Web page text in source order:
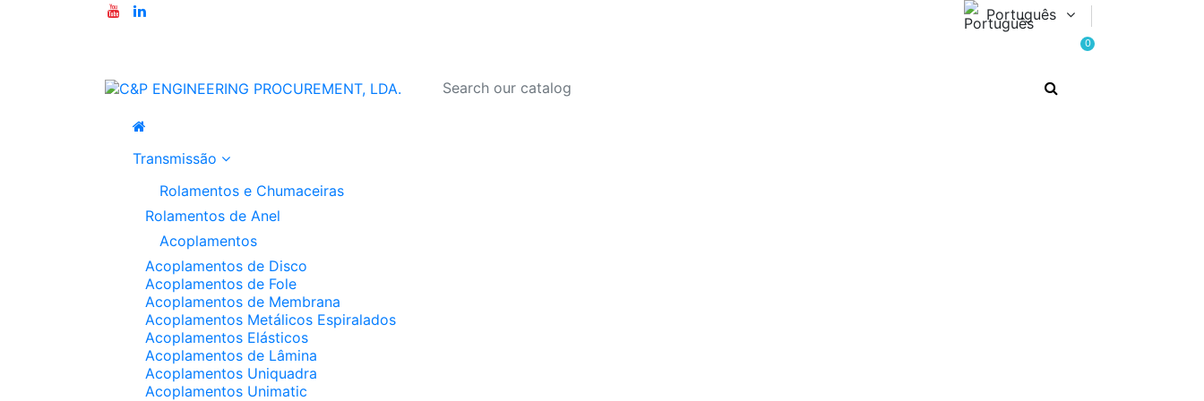
Português
0
Transmissão
Rolamentos e Chumaceiras
Rolamentos de Anel
Acoplamentos
Acoplamentos de Disco
Acoplamentos de Fole
Acoplamentos de Membrana
Acoplamentos Metálicos Espiralados
Acoplamentos Elásticos
Acoplamentos de Lâmina
Acoplamentos Uniquadra
Acoplamentos Unimatic